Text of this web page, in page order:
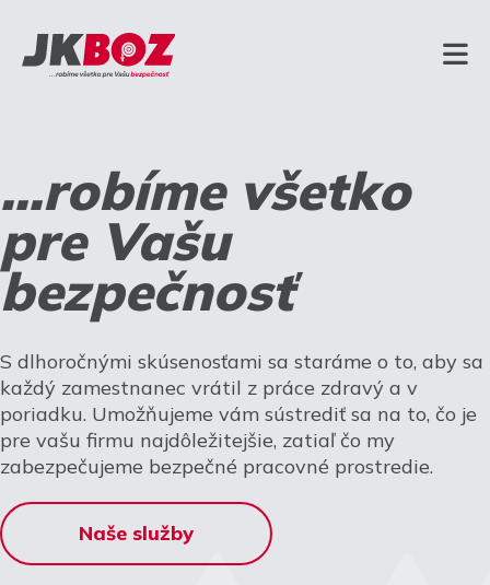
...robíme všetko
pre Vašu
bezpečnosť
S dlhoročnými skúsenosťami sa staráme o to, aby sa
každý zamestnanec vrátil z práce zdravý a v
poriadku. Umožňujeme vám sústrediť sa na to, čo je
pre vašu firmu najdôležitejšie, zatiaľ čo my
zabezpečujeme bezpečné pracovné prostredie.
Naše služby